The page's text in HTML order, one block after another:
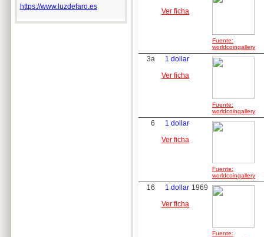
https://www.luzdefaro.es
Ver ficha
Fuente:
worldcoingallery
3a
1 dollar
Ver ficha
Fuente:
worldcoingallery
6
1 dollar
Ver ficha
Fuente:
worldcoingallery
16
1 dollar
Ver ficha
1969
Fuente: